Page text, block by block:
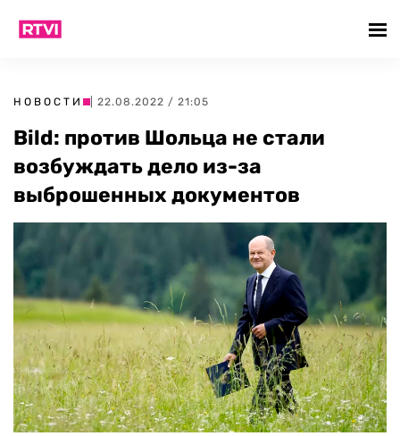
НОВОСТИ | 22.08.2022 / 21:05
Bild: против Шольца не стали
возбуждать дело из-за
выброшенных документов